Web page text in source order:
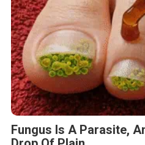
Fungus Is A Parasite,